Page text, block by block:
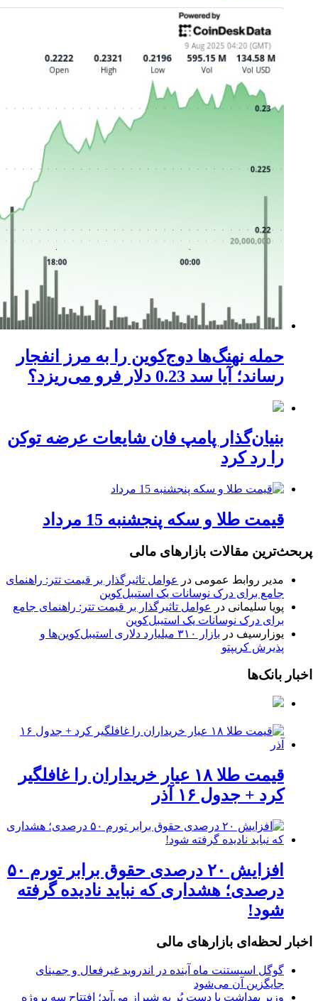
حمله نهنگ‌ها دوج‌کوین را به مرز انفجار
رساند؛ آیا سد 0.23 دلار فرو می‌ریزد؟
بنیان‌گذار پامپ فان شایعات عرضه توکن
را رد کرد
قیمت طلا و سکه پنجشنبه 15 مرداد
پربحث‌ترین مقالات بازارهای مالی
مدیر روابط عمومی در
عوامل تاثیرگذار بر قیمت تتر: راهنمای
جامع برای درک نوسانات یک استیبل‌کوین
پویا سلیمانی در
عوامل تاثیرگذار بر قیمت تتر: راهنمای جامع
برای درک نوسانات یک استیبل‌کوین
یوزارسیف در
بازار ۳۱۰ میلیارد دلاری استیبل‌کوین‌ها و
پذیرش کریپتو
اخبار بانک‌ها
قیمت طلا ۱۸ عیار خریداران را غافلگیر
کرد + جدول ۱۶ آذر
افزایش ۲۰ درصدی حقوق برابر تورم ۵۰
درصدی؛ هشداری که نباید نادیده گرفته
شود!
اخبار لحظه‌ای بازارهای مالی
گوگل اسیستنت ماه آینده در اندروید غیرفعال و جمینای
جایگزین آن می‌شود
وزیر بهداشت با دست پُر به شیراز می‌آید؛ افتتاح سه پروژه